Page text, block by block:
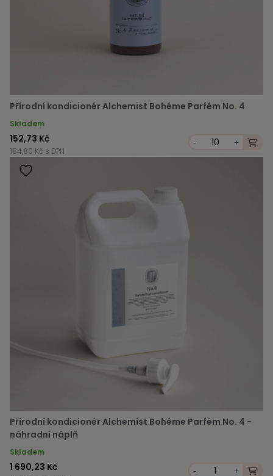
Přírodní kondicionér Alchemist Bohéme Parfém No. 4
Skladem
152,73 Kč
184,80 Kč s DPH
- +
Přírodní kondicionér Alchemist Bohéme Parfém No. 4 -
náhradní náplň
Skladem
1 690,23 Kč - +